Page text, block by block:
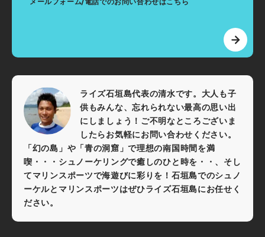
ライズ石垣島代表の清水です。大人も子
供もみんな、忘れられない最高の思い出
にしましょう！ご不明なところございま
したらお気軽にお問い合わせください。
「幻の島」や「青の洞窟」で理想の南国時間を満
喫・・・シュノーケリングで癒しのひと時を・・、そし
てマリンスポーツで海遊びに彩りを！石垣島でのシュノ
ーケルとマリンスポーツはぜひライズ石垣島にお任せく
ださい。